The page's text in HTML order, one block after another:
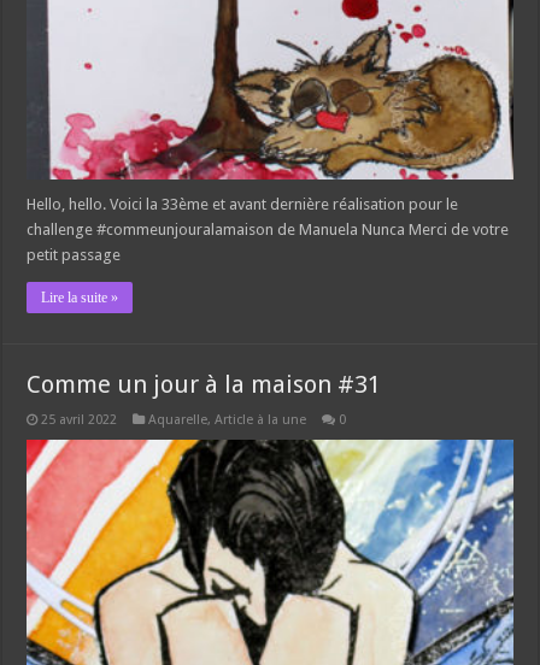
Hello, hello. Voici la 33ème et avant dernière réalisation pour le
challenge #commeunjouralamaison de Manuela Nunca Merci de votre
petit passage
Lire la suite »
Comme un jour à la maison #31
25 avril 2022 Aquarelle,Article à la une 0